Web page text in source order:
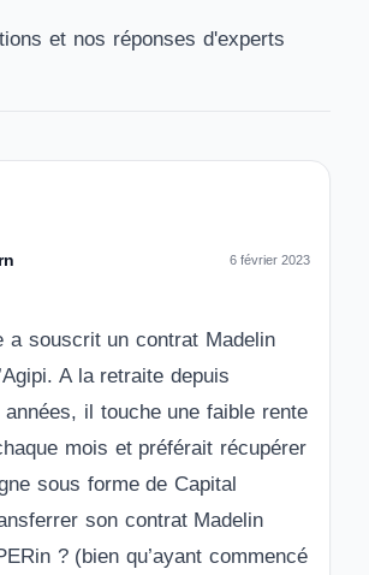
et nos réponses d'experts
6 février 2023
a souscrit un contrat Madelin
A la retraite depuis
années, il touche une faible rente
mois et préférait récupérer
sous forme de Capital
son contrat Madelin
? (bien qu’ayant commencé